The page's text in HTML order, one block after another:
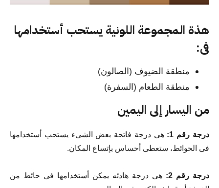
هذة المجموعة اللونية يستحب أستخدامها
فى:
منطقة الضيوف (الصالون)
منطقة الطعام (السفرة)
من اليسار إلى اليمين
درجة رقم 1:
هى درجة فاتحة بعض الشىء يستحب أستخدامها
فى الحوائط، ستعطى أحساس بإتساع المكان.
درجة رقم 2:
هى درجة هادئه يمكن أستخدامها فى حائط من